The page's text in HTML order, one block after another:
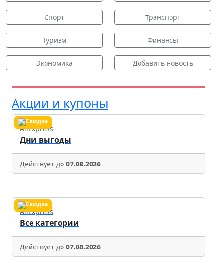
Спорт Транспорт
Туризм Финансы
Экономика Добавить новость
Акции и купоны
AliExpress
Дни выгоды
Действует до 07.08.2026
AliExpress
Все категории
Действует до 07.08.2026